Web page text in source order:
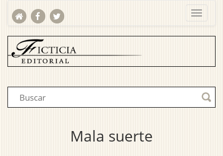
Mala suerte